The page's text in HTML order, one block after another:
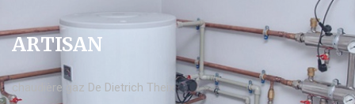
ARTISAN
chaudière gaz De Dietrich Theix